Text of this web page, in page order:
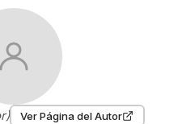
Ver Página del Autor